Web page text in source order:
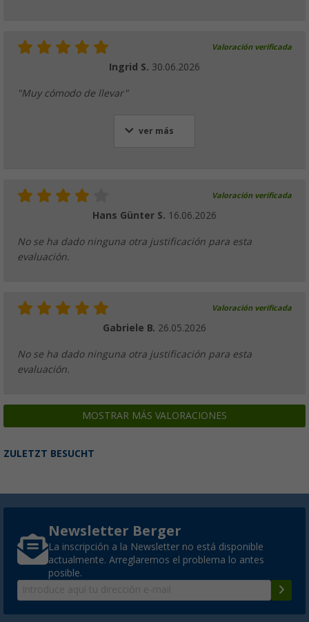
Valoración verificada
Ingrid S. 30.06.2026
"Muy cómodo de llevar"
ver más
Valoración verificada
Hans Günter S. 16.06.2026
No se ha dado ninguna otra justificación para esta
evaluación.
Valoración verificada
Gabriele B. 26.05.2026
No se ha dado ninguna otra justificación para esta
evaluación.
MOSTRAR MÁS VALORACIONES
ZULETZT BESUCHT
Newsletter Berger
La inscripción a la Newsletter no está disponible
actualmente. Arreglaremos el problema lo antes
posible.